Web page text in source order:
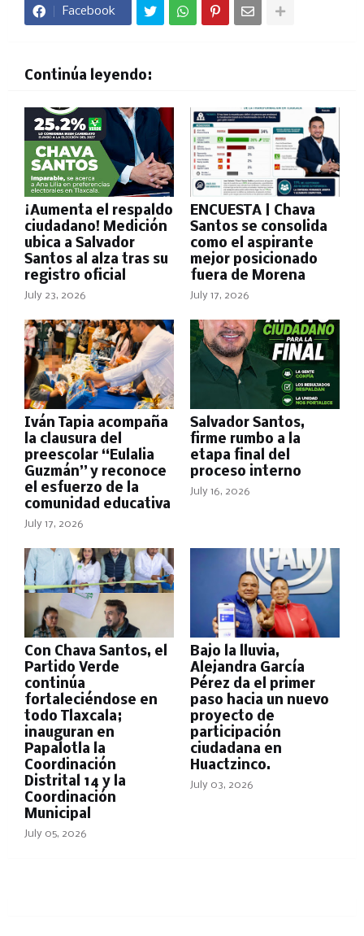
Facebook
Continúa leyendo:
¡Aumenta el respaldo
ciudadano! Medición
ubica a Salvador
Santos al alza tras su
registro oficial
July 23, 2026
ENCUESTA | Chava
Santos se consolida
como el aspirante
mejor posicionado
fuera de Morena
July 17, 2026
Iván Tapia acompaña
la clausura del
preescolar “Eulalia
Guzmán” y reconoce
el esfuerzo de la
comunidad educativa
July 17, 2026
Salvador Santos,
firme rumbo a la
etapa final del
proceso interno
July 16, 2026
Con Chava Santos, el
Partido Verde
continúa
fortaleciéndose en
todo Tlaxcala;
inauguran en
Papalotla la
Coordinación
Distrital 14 y la
Coordinación
Municipal
July 05, 2026
Bajo la lluvia,
Alejandra García
Pérez da el primer
paso hacia un nuevo
proyecto de
participación
ciudadana en
Huactzinco.
July 03, 2026